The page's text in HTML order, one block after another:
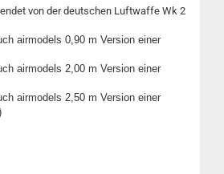
von der deutschen Luftwaffe Wk 2
airmodels 0,90 m Version einer
airmodels 2,00 m Version einer
airmodels 2,50 m Version einer